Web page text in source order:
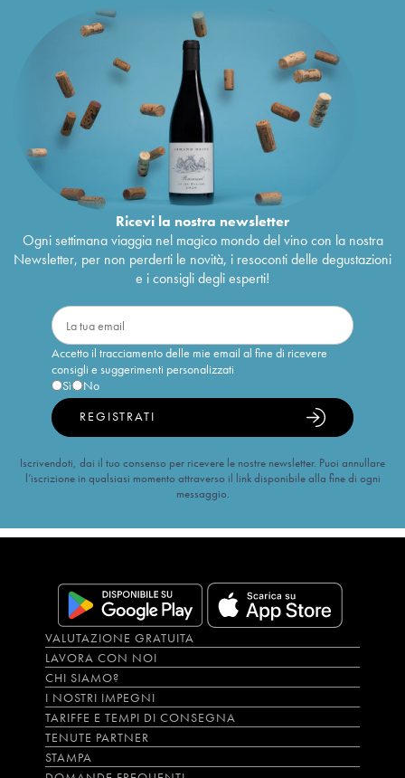
Château Cantegril
Château Cantegril
31
Château Cantegril
42€
Château Cantegril
1986 35
Château Cantegril1985 31
Château Cantegril
1984 41
Château Cantegril
1983
Château Cantegril1982
Château Cantegril
1981
Château Cantegril
1980
Château Cantegril1979
Château Cantegril1978 38 €
Château Cantegril1929 145€
Ricevi la nostra newsletter
Ogni settimana viaggia nel magico mondo del vino con la nostra
Newsletter, per non perderti le novità, i resoconti delle degustazioni
e i consigli degli esperti!
Accetto il tracciamento delle mie email al fine di ricevere
consigli e suggerimenti personalizzati
Sì
No
REGISTRATI
Iscrivendoti, dai il tuo consenso per ricevere le nostre newsletter. Puoi annullare
l’iscrizione in qualsiasi momento attraverso il link disponibile alla fine di ogni
messaggio.
VALUTAZIONE GRATUITA
LAVORA CON NOI
CHI SIAMO?
I NOSTRI IMPEGNI
TARIFFE E TEMPI DI CONSEGNA
TENUTE PARTNER
STAMPA